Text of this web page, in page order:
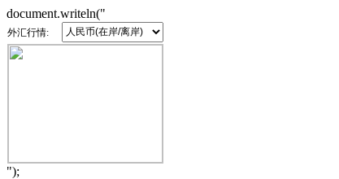
document.writeln("
外汇行情:
");